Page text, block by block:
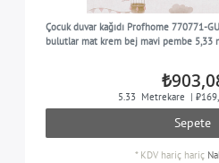
Çocuk duvar kağıdı Profhome 770771-
bulutlar mat krem bej mavi pembe 5,33
5.33 Metrekare |
Sepete
* KDV hariç hariç